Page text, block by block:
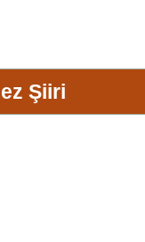
Şiiri